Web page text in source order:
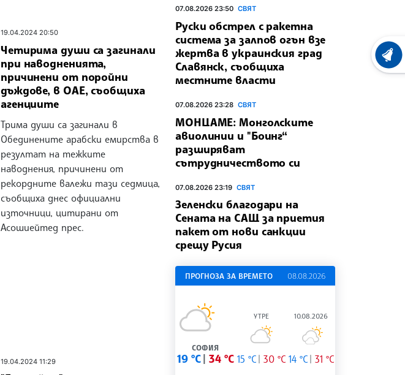
19.04.2024 20:50
Четирима души са загинали
при наводненията,
причинени от поройни
дъждове, в ОАЕ, съобщиха
агенциите
Трима души са загинали в
Обединените арабски емирства в
резултат на тежките
наводнения, причинени от
рекордните валежи тази седмица,
съобщиха днес официални
източници, цитирани от
Асошиейтед прес.
19.04.2024 11:29
07.08.2026 23:50 СВЯТ
Руски обстрел с ракетна
система за залпов огън взе
жертва в украинския град
Славянск, съобщиха
местните власти
07.08.2026 23:28 СВЯТ
МОНЦАМЕ: Монголските
авиолинии и "Боинг“
разширяват
сътрудничеството си
07.08.2026 23:19 СВЯТ
Зеленски благодари на
Сената на САЩ за приетия
пакет от нови санкции
срещу Русия
ПРОГНОЗА ЗА ВРЕМЕТО 08.08.2026
СОФИЯ
19 °C 34 °C
УТРЕ
15 °C 30 °C
10.08.2026
14 °C 31 °C